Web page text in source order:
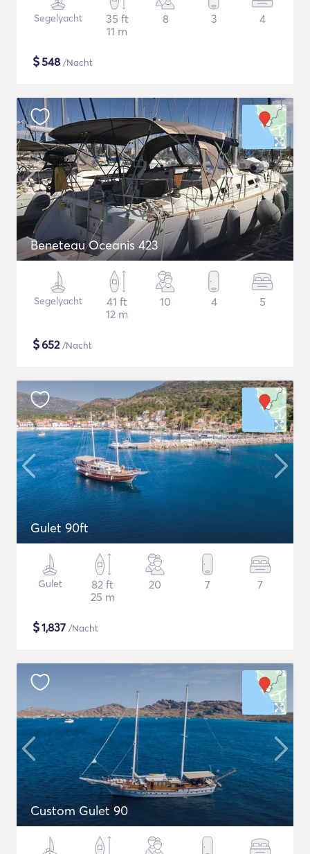
Segelyacht
35 ft
11 m
8 3 4
$548 /Nacht
Beneteau Oceanis 423
Segelyacht
41 ft
12 m
10 4 5
$652/Nacht
Gulet 90ft
Gulet
82 ft
25 m
20 7 7
$1,837 /Nacht
Custom Gulet 90